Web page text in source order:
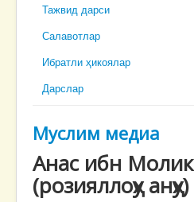
Тажвид дарси
Салавотлар
Ибратли ҳикоялар
Дарслар
Муслим медиа
Анас ибн Молик
(розияллоҳу анҳу)